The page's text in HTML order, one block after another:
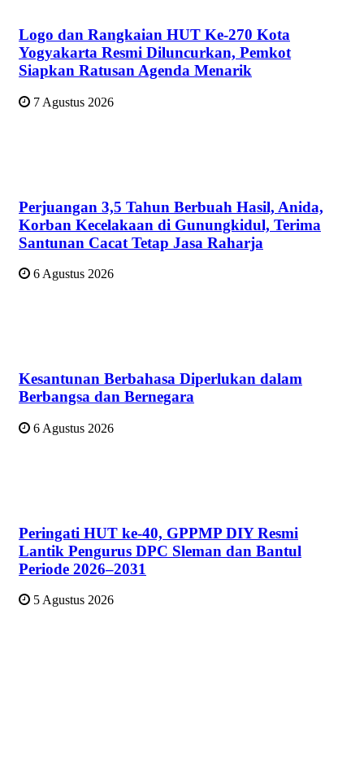
Logo dan Rangkaian HUT Ke-270 Kota
Yogyakarta Resmi Diluncurkan, Pemkot
Siapkan Ratusan Agenda Menarik
7 Agustus 2026
Perjuangan 3,5 Tahun Berbuah Hasil, Anida,
Korban Kecelakaan di Gunungkidul, Terima
Santunan Cacat Tetap Jasa Raharja
6 Agustus 2026
Kesantunan Berbahasa Diperlukan dalam
Berbangsa dan Bernegara
6 Agustus 2026
Peringati HUT ke-40, GPPMP DIY Resmi
Lantik Pengurus DPC Sleman dan Bantul
Periode 2026–2031
5 Agustus 2026